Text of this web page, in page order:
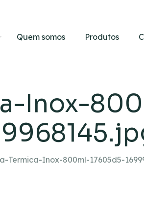
Quem somos Produtos
Inox-
Termica-Inox-800ml-17605d5-